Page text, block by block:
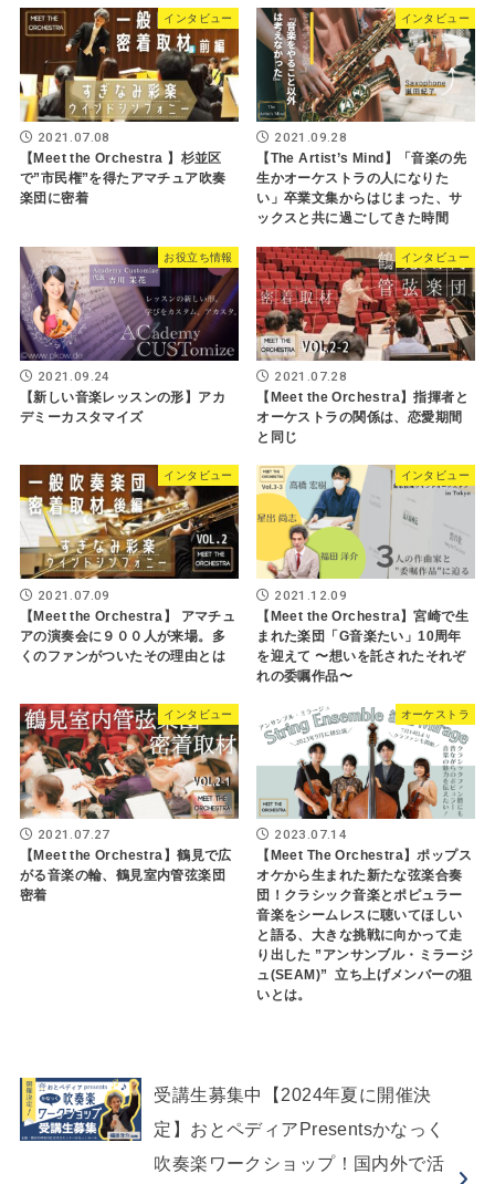
インタビュー
2021.07.08
【Meet the Orchestra 】杉並区
で”市民権”を得たアマチュア吹奏
楽団に密着
インタビュー
2021.09.28
【The Artist’s Mind】「音楽の先
生かオーケストラの人になりた
い」卒業文集からはじまった、サ
ックスと共に過ごしてきた時間
お役立ち情報
2021.09.24
【新しい音楽レッスンの形】アカ
デミーカスタマイズ
インタビュー
2021.07.28
【Meet the Orchestra】指揮者と
オーケストラの関係は、恋愛期間
と同じ
インタビュー
2021.07.09
【Meet the Orchestra】 アマチュ
アの演奏会に９００人が来場。多
くのファンがついたその理由とは
インタビュー
2021.12.09
【Meet the Orchestra】宮崎で生
まれた楽団「G音楽たい」10周年
を迎えて 〜想いを託されたそれぞ
れの委嘱作品〜
インタビュー
2021.07.27
【Meet the Orchestra】鶴見で広
がる音楽の輪、鶴見室内管弦楽団
密着
オーケストラ
2023.07.14
【Meet The Orchestra】ポップス
オケから生まれた新たな弦楽合奏
団！クラシック音楽とポピュラー
音楽をシームレスに聴いてほしい
と語る、大きな挑戦に向かって走
り出した ”アンサンブル・ミラージ
ュ(SEAM)” 立ち上げメンバーの狙
いとは。
受講生募集中【2024年夏に開催決
定】おとペディアPresentsかなっく
吹奏楽ワークショップ！国内外で活